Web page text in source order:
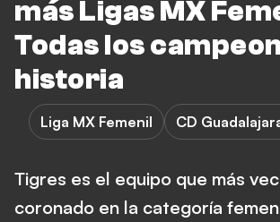
más Ligas MX
Todas los
historia
Liga MX Femenil CD
Tigres es el equipo que más
coronado en la categoría